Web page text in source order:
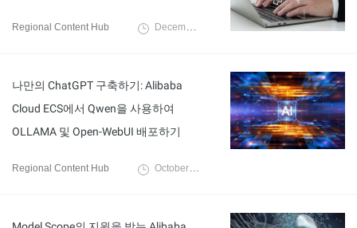
Regional Content Hub December 9, 2024
나만의 ChatGPT 구축하기: Alibaba
Cloud ECS에서 Qwen을 사용하여
OLLAMA 및 Open-WebUI 배포하기
Regional Content Hub October 28, 2024